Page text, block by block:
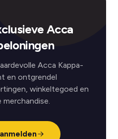
Acca
Acca Kappa-
en ontgrendel
winkeltegoed en
merchandise.